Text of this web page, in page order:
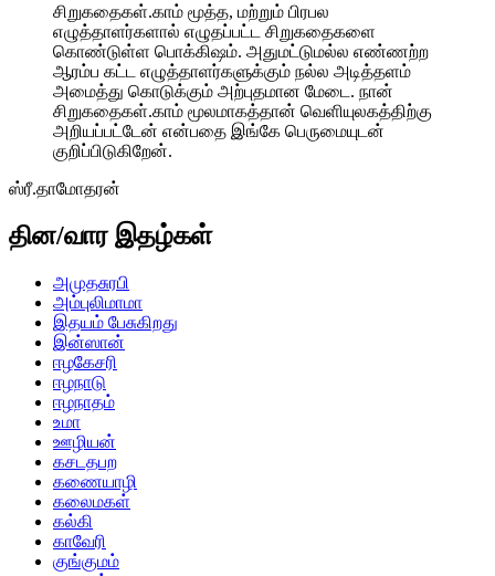
சிறுகதைகள்.காம் மூத்த, மற்றும் பிரபல
எழுத்தாளர்களால் எழுதப்பட்ட சிறுகதைகளை
கொண்டுள்ள பொக்கிஷம். அதுமட்டுமல்ல எண்ணற்ற
ஆரம்ப கட்ட எழுத்தாளர்களுக்கும் நல்ல அடித்தளம்
அமைத்து கொடுக்கும் அற்புதமான மேடை. நான்
சிறுகதைகள்.காம் மூலமாகத்தான் வெளியுலகத்திற்கு
அறியப்பட்டேன் என்பதை இங்கே பெருமையுடன்
குறிப்பிடுகிறேன்.
ஸ்ரீ.தாமோதரன்
தின/வார இதழ்கள்
அமுதசுரபி
அம்புலிமாமா
இதயம் பேசுகிறது
இன்ஸான்
ஈழகேசரி
ஈழநாடு
ஈழநாதம்
உமா
ஊழியன்
கசடதபற
கணையாழி
கலைமகள்
கல்கி
காவேரி
குங்குமம்